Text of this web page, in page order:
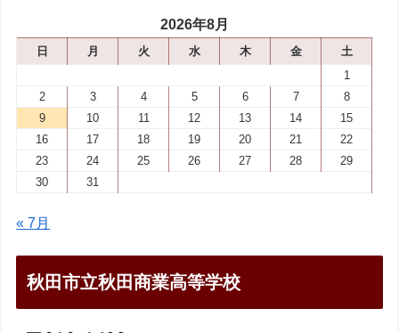
2026年8月
日 月 火 水 木 金
土
1
2
3 4 5 6 7
8
9
10 11 12 13 14
15
16
17 18 19 20 21
22
23
24 25 26 27 28
29
30
31
« 7月
秋田市立秋田商業高等学校